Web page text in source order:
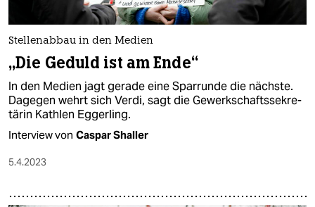
Stellenabbau in den Medien
„Die Geduld ist am Ende“
In den Medien jagt gerade eine Sparrunde die nächste.
Dagegen wehrt sich Verdi, sagt die Gewerk­schafts­se­kre­
tärin Kathlen Eggerling.
Interview von Caspar Shaller
5.4.2023